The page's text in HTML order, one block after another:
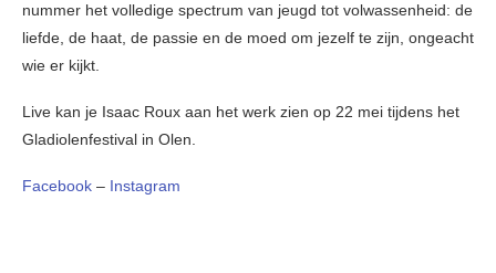
nummer het volledige spectrum van jeugd tot volwassenheid: de
liefde, de haat, de passie en de moed om jezelf te zijn, ongeacht
wie er kijkt.
Live kan je Isaac Roux aan het werk zien op 22 mei tijdens het
Gladiolenfestival in Olen.
Facebook – Instagram